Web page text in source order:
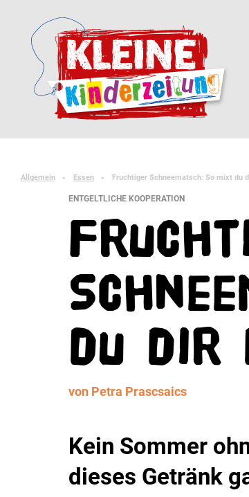
Allgemein ► Essen ► Fruchtiger Schneematsch: So mixt du
ENTGELTLICHE KOOPERATION
du dir
von Petra Prascsaics
Kein Sommer
dieses Getränk